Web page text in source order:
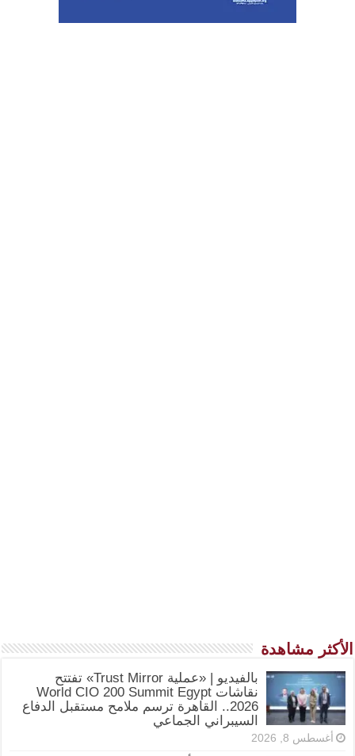
الأكثر مشاهدة
بالفيديو | «عملية Trust Mirror» تفتتح
نقاشات World CIO 200 Summit Egypt
2026.. القاهرة ترسم ملامح مستقبل الدفاع
السيبراني الجماعي
أغسطس 8, 2026